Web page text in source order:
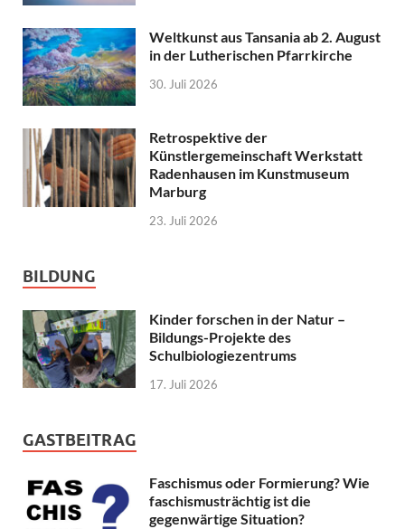
Weltkunst aus Tansania ab 2. August
in der Lutherischen Pfarrkirche
30. Juli 2026
Retrospektive der
Künstlergemeinschaft Werkstatt
Radenhausen im Kunstmuseum
Marburg
23. Juli 2026
BILDUNG
Kinder forschen in der Natur –
Bildungs-Projekte des
Schulbiologiezentrums
17. Juli 2026
GASTBEITRAG
Faschismus oder Formierung? Wie
faschismusträchtig ist die
gegenwärtige Situation?